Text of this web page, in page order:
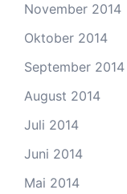
November 2014
Oktober 2014
September 2014
August 2014
Juli 2014
Juni 2014
Mai 2014